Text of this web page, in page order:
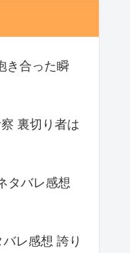
き合った瞬
裏切り者は
タバレ感想
レ感想 誇り